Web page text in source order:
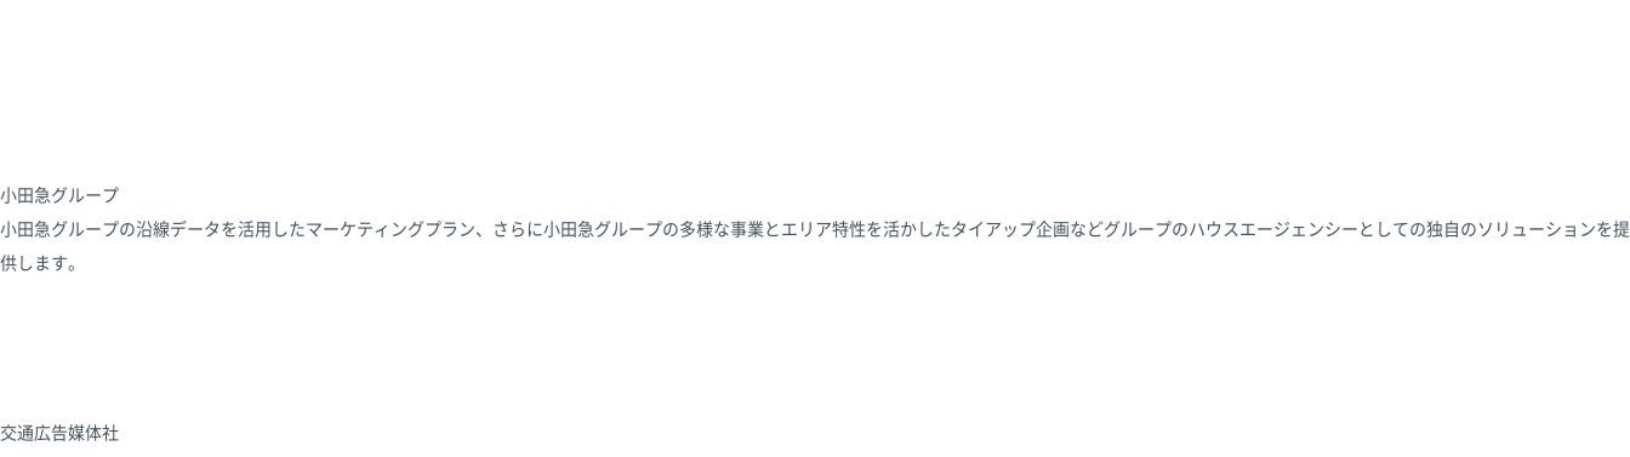
小田急グループ
小田急グループの沿線データを活用したマーケティングプラン、さらに小田急グループの多様な事業とエリア特性を活かしたタイアップ企画などグループのハウスエージェンシーとしての独自のソリューションを提
供します。
交通広告媒体社